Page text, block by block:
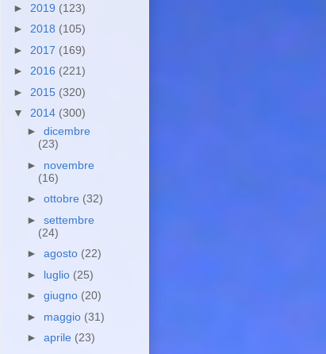
► 2019 (123)
► 2018 (105)
► 2017 (169)
► 2016 (221)
► 2015 (320)
▼ 2014 (300)
► dicembre
(23)
► novembre
(16)
► ottobre (32)
► settembre
(24)
► agosto (22)
► luglio (25)
► giugno (20)
► maggio (31)
► aprile (23)